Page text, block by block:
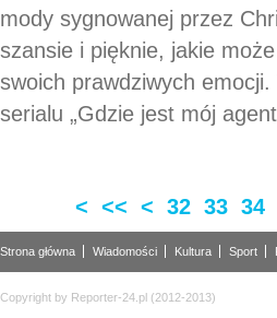
mody sygnowanej przez
szansie i pięknie, jakie
swoich prawdziwych
serialu „Gdzie jest mój
< << < 32 33 34
Strona główna Wiadomości Kultura Sport
Copyright by Reporter-24.pl (2012-2013)